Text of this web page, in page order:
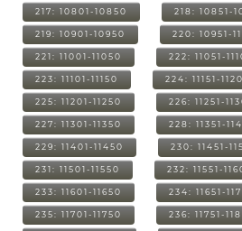
217: 10801-10850 218: 10851-
219: 10901-10950 220: 10951-
221: 11001-11050 222: 11051-
223: 11101-11150 224: 11151-
225: 11201-11250 226: 11251-
227: 11301-11350 228: 11351-
229: 11401-11450 230: 11451-
231: 11501-11550 232: 11551-
233: 11601-11650 234: 11651-
235: 11701-11750 236: 11751-